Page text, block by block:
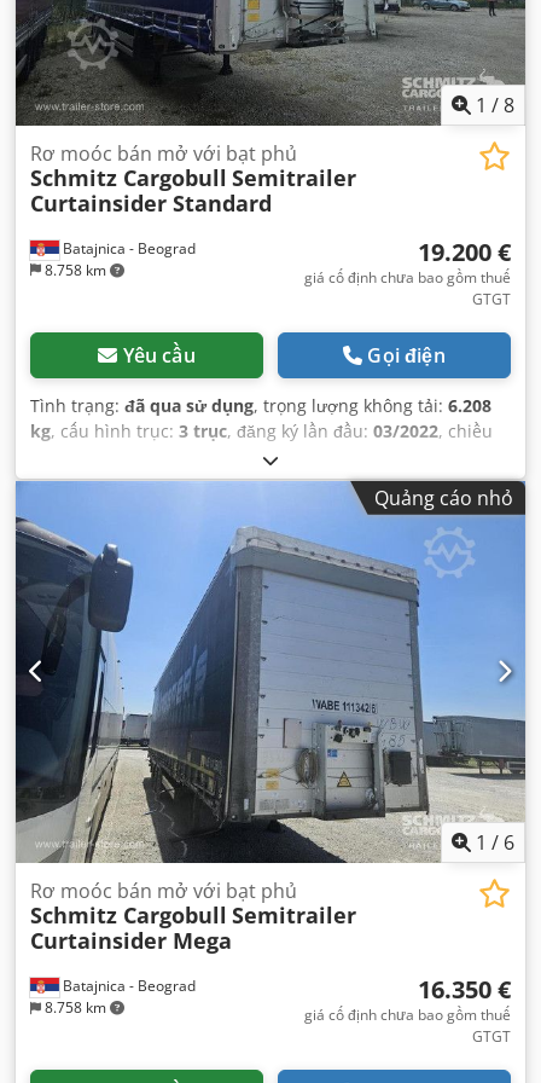
1 /8
Batajnica - Beograd
8.758 km
Rơ moóc bán mở với bạt phủ
Schmitz Cargobull Semitrailer
Curtainsider Standard
19.200 €
giá cố định chưa bao gồm thuế
GTGT
Yêu cầu Gọi điện
Tình trạng: đã qua sử dụng, trọng lượng không tải: 6.208
kg, cấu hình trục: 3 trục, đăng ký lần đầu: 03/2022, chiều
13.620 mm
hàng:2.480 mm, chiều cao khoang chứa hàng:2.780 mm,
, hệ thống treo:không
khí, kích thước lốp xe: 385/65 R22,5
, Năm
sản xuất:2022 , Thiết bị:ABS,
Quảng cáo nhỏ
1 / 6
Batajnica - Beograd
8.758 km
Rơ moóc bán mở với bạt phủ
Schmitz Cargobull Semitrailer
Curtainsider Mega
16.350 €
giá cố định chưa bao gồm thuế
GTGT